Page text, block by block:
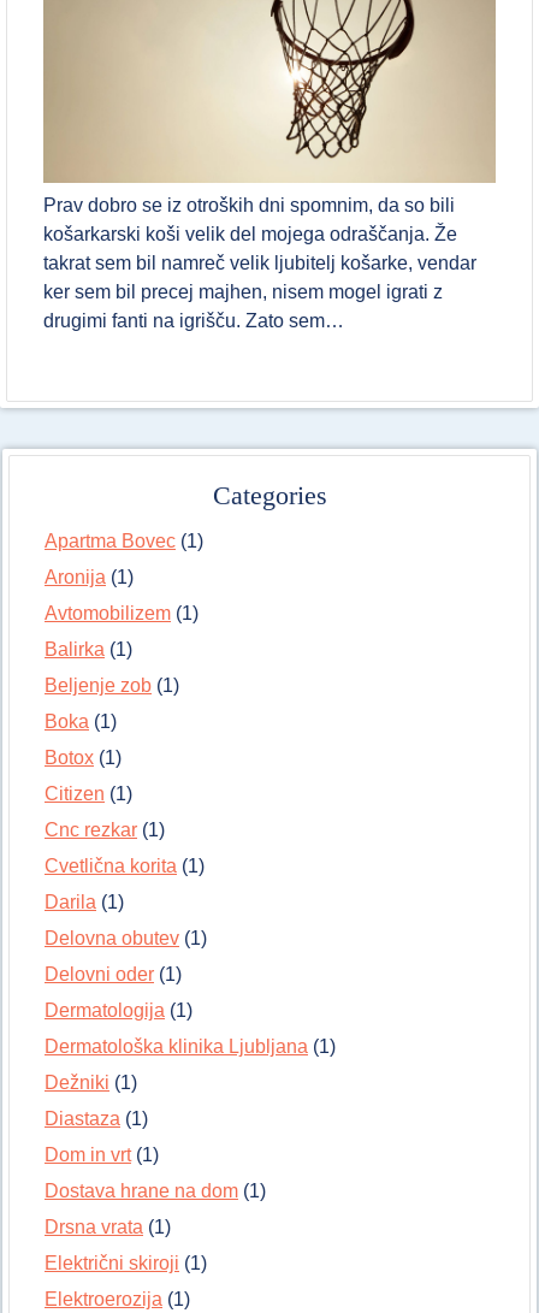
Prav dobro se iz otroških dni spomnim, da so bili
košarkarski koši velik del mojega odraščanja. Že
takrat sem bil namreč velik ljubitelj košarke, vendar
ker sem bil precej majhen, nisem mogel igrati z
drugimi fanti na igrišču. Zato sem…
Categories
Apartma Bovec (1)
Aronija (1)
Avtomobilizem (1)
Balirka (1)
Beljenje zob (1)
Boka (1)
Botox (1)
Citizen (1)
Cnc rezkar (1)
Cvetlična korita (1)
Darila (1)
Delovna obutev (1)
Delovni oder (1)
Dermatologija (1)
Dermatološka klinika Ljubljana (1)
Dežniki (1)
Diastaza (1)
Dom in vrt(1)
Dostava hrane na dom (1)
Drsna vrata (1)
Električni skiroji (1)
Elektroerozija (1)